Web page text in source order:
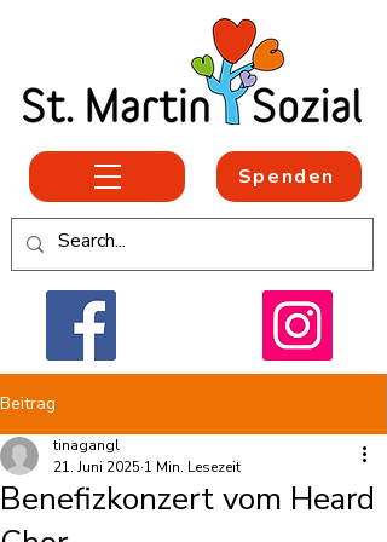
Spenden
Beitrag
Benefizkonzert vom Heard
tinagangl
21. Juni 2025 1 Min. Lesezeit